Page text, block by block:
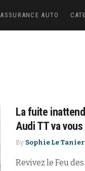
ASSURANCE AUTO
La fuite
Audi TT va
By Sophie Le Tanier
Revivez le Feu